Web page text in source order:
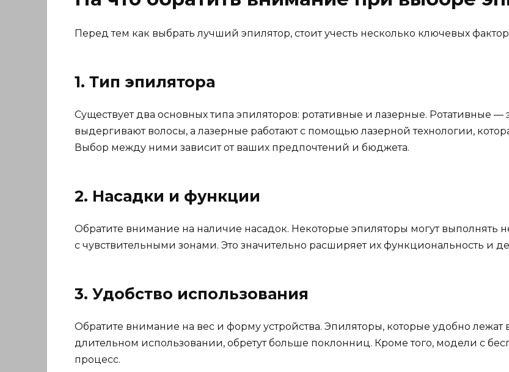
Перед тем как выбрать лучший эпилятор, стоит учесть несколько ключевых
1. Тип эпилятора
Существует два основных типа эпиляторов: ротативные и лазерные. Ротативные
выдергивают волосы, а лазерные работают с помощью лазерной технологии,
Выбор между ними зависит от ваших предпочтений и бюджета.
2. Насадки и функции
Обратите внимание на наличие насадок. Некоторые эпиляторы могут выполнять
с чувствительными зонами. Это значительно расширяет их функциональность и
3. Удобство использования
Обратите внимание на вес и форму устройства. Эпиляторы, которые удобно лежат
длительном использовании, обретут больше поклонниц. Кроме того, модели с
процесс.